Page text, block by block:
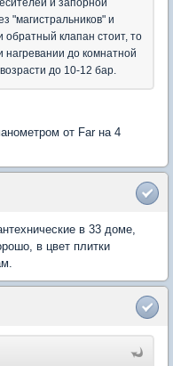
и запорной
"магистральников" и
обратный клапан стоит, то
нагревании до комнатной
до 10-12 бар.
от Far на 4
в 33 доме,
в цвет плитки